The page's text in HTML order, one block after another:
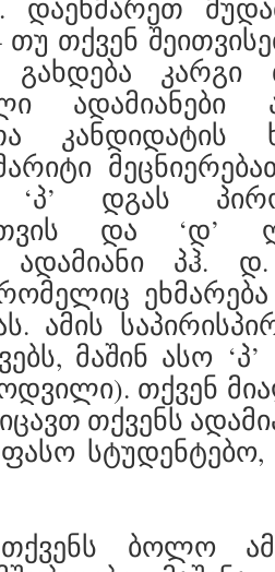
დაეხმარეთ
თქვენ
გახდება კარგი
ადამიანები
კანდიდატის
დგას
და ‘დ’
ადამიანი პჰ.
ამის
მაშინ ასო
თქვენ
თქვენს
სტუდენტებო,
ბოლო